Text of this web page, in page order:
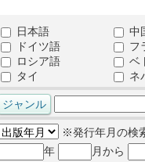
日本語
中
ドイツ語
フ
ロシア語
ベ
タイ
ネ
※発行年月の検
年
月から